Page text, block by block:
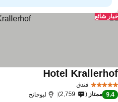
شائع
فندق
Hotelمشاهدة الأسعار
9.4 ممتاز 2,759 ليوجانج